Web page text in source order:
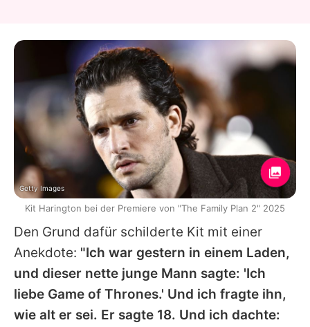
Den Grund dafür schilderte Kit mit einer
Anekdote: "Ich war gestern in einem Laden,
und dieser nette junge Mann sagte: 'Ich
liebe Game of Thrones.' Und ich fragte ihn,
wie alt er sei. Er sagte 18. Und ich dachte:
Getty Images
Kit Harington bei der Premiere von "The Family Plan 2" 2025